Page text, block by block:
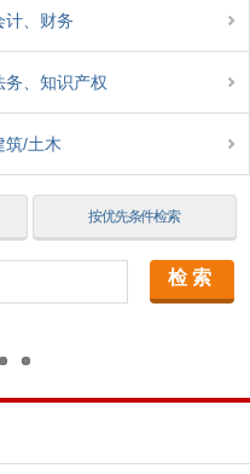
计、财务
务、知识产权
筑/土木
按优先条件检索